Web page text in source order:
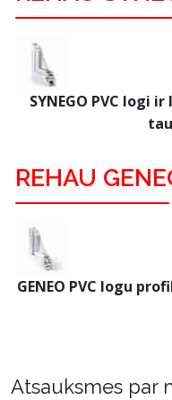
SYNEGO PVC logi
REHAU
GENEO PVC logu
Atsauksmes par